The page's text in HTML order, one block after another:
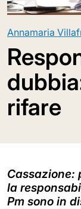
Annamaria
rifare
Cassazione:
la
Pm sono in